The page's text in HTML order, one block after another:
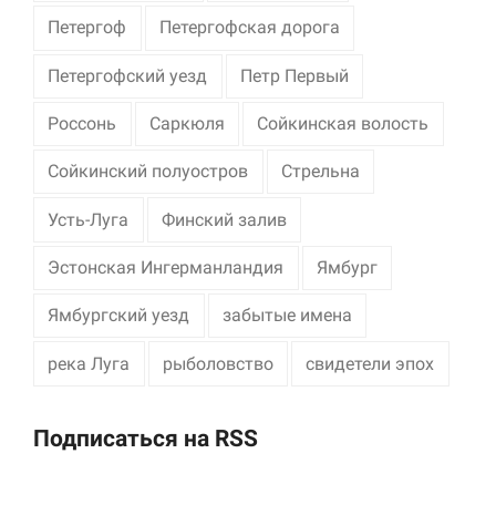
Петергоф Петергофская дорога
Петергофский уезд Петр Первый
Россонь Саркюля Сойкинская волость
Сойкинский полуостров Стрельна
Усть-Луга Финский залив
Эстонская Ингерманландия Ямбург
Ямбургский уезд забытые имена
река Луга рыболовство свидетели эпох
Подписаться на RSS